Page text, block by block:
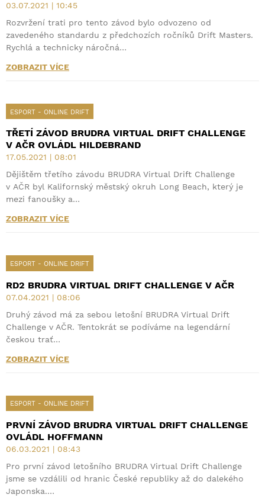
03.07.2021 | 10:45
Rozvržení trati pro tento závod bylo odvozeno od
zavedeného standardu z předchozích ročníků Drift Masters.
Rychlá a technicky náročná…
ZOBRAZIT VÍCE
ESPORT - ONLINE DRIFT
TŘETÍ ZÁVOD BRUDRA VIRTUAL DRIFT CHALLENGE
V AČR OVLÁDL HILDEBRAND
17.05.2021 | 08:01
Dějištěm třetího závodu BRUDRA Virtual Drift Challenge
v AČR byl Kalifornský městský okruh Long Beach, který je
mezi fanoušky a…
ZOBRAZIT VÍCE
ESPORT - ONLINE DRIFT
RD2 BRUDRA VIRTUAL DRIFT CHALLENGE V AČR
07.04.2021 | 08:06
Druhý závod má za sebou letošní BRUDRA Virtual Drift
Challenge v AČR. Tentokrát se podíváme na legendární
českou trať…
ZOBRAZIT VÍCE
ESPORT - ONLINE DRIFT
PRVNÍ ZÁVOD BRUDRA VIRTUAL DRIFT CHALLENGE
OVLÁDL HOFFMANN
06.03.2021 | 08:43
Pro první závod letošního BRUDRA Virtual Drift Challenge
jsme se vzdálili od hranic České republiky až do dalekého
Japonska.…